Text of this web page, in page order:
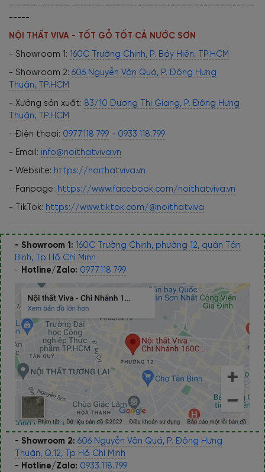
-----------------------------------------------------------
-----
NỘI THẤT VIVA - TỐT GỖ TỐT CẢ NƯỚC SƠN
- Showroom 1: 160C Trường Chinh, P. Bảy Hiền, TP.HCM
- Showroom 2: 606 Nguyễn Văn Quá, P. Đông Hưng
Thuận, TP.HCM
- Xưởng sản xuất: 83/10 Dương Thị Giang, P. Đông Hưng
Thuận, TP.HCM
- Điện thoại: 0977.118.799 - 0933.118.799
- Email: info@noithatviva.vn
- Website: https://noithatviva.vn
- Fanpage: https://www.facebook.com/noithatviva.vn
- TikTok: https://www.tiktok.com/@noithatviva
- Showroom 1: 160C Trường Chinh, phường 12, quận Tân
Bình, Tp Hồ Chí Minh
- Hotline/Zalo: 0977.118.799
- Showroom 2: 606 Nguyễn Văn Quá, P. Đông Hưng
Thuận, Q.12, Tp Hồ Chí Minh
- Hotline/Zalo: 0933.118.799